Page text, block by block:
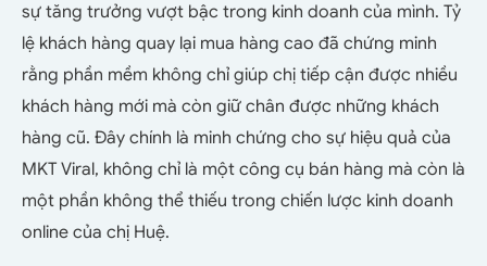
sự tăng trưởng vượt bậc trong kinh doanh của mình. Tỷ
lệ khách hàng quay lại mua hàng cao đã chứng minh
rằng phần mềm không chỉ giúp chị tiếp cận được nhiều
khách hàng mới mà còn giữ chân được những khách
hàng cũ. Đây chính là minh chứng cho sự hiệu quả của
MKT Viral, không chỉ là một công cụ bán hàng mà còn là
một phần không thể thiếu trong chiến lược kinh doanh
online của chị Huệ.